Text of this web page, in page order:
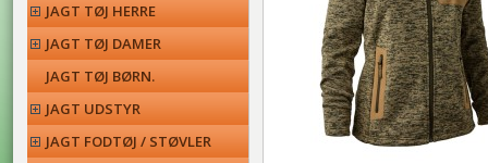
JAGT TØJ HERRE
JAGT TØJ DAMER
JAGT TØJ BØRN.
JAGT UDSTYR
JAGT FODTØJ / STØVLER